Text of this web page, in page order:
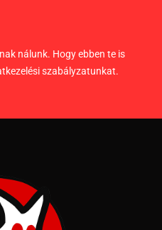
nálunk. Hogy ebben te is
szabályzatunkat.